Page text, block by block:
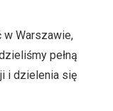
w Warszawie,
pełną
i dzielenia się